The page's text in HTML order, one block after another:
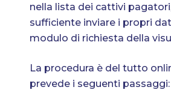
nella lista dei cattivi
sufficiente inviare i propri
modulo di richiesta della
La procedura è del tutto
prevede i seguenti passaggi: